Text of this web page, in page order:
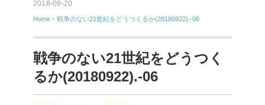
2018-09-20
Home › 戦争のない21世紀をどうつくるか(20180922).-06
戦争のない21世紀をどうつく
るか(20180922).-06